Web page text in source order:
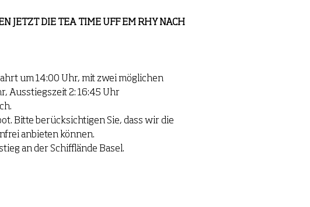
JETZT DIE TEA TIME UFF EM RHY NACH
um 14:00 Uhr, mit zwei möglichen
Ausstiegszeit 2: 16:45 Uhr
Bitte berücksichtigen Sie, dass wir die
anbieten können.
an der Schifflände Basel.